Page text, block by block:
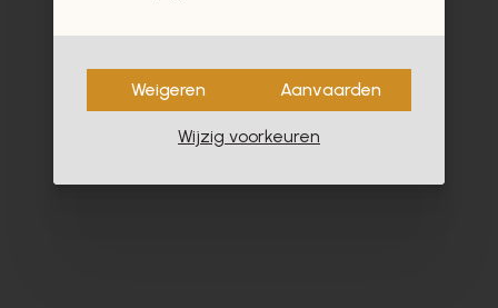
- 60%
Weigeren Aanvaarden
Wijzig voorkeuren